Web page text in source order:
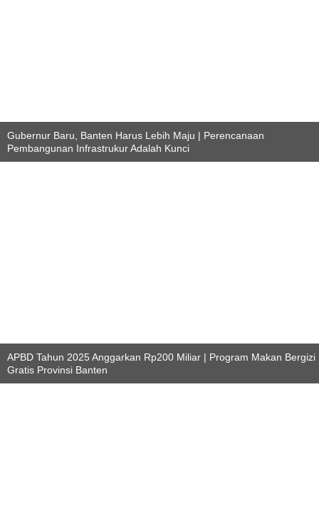
Gubernur Baru, Banten Harus Lebih Maju | Perencanaan
Pembangunan Infrastrukur Adalah Kunci
APBD Tahun 2025 Anggarkan Rp200 Miliar | Program Makan Bergizi
Gratis Provinsi Banten